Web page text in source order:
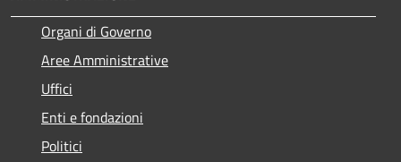
Organi di Governo
Aree Amministrative
Uffici
Enti e fondazioni
Politici